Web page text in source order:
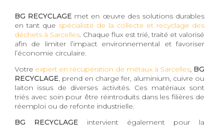
BG RECYCLAGE met en œuvre des solutions durables
en tant que spécialiste de la collecte et recyclage des
déchets à Sarcelles. Chaque flux est trié, traité et valorisé
afin de limiter l’impact environnemental et favoriser
l’économie circulaire.
Votre expert en récupération de métaux à Sarcelles, BG
RECYCLAGE, prend en charge fer, aluminium, cuivre ou
laiton issus de diverses activités. Ces matériaux sont
triés avec soin pour être réintroduits dans les filières de
réemploi ou de refonte industrielle.
BG RECYCLAGE intervient également pour la